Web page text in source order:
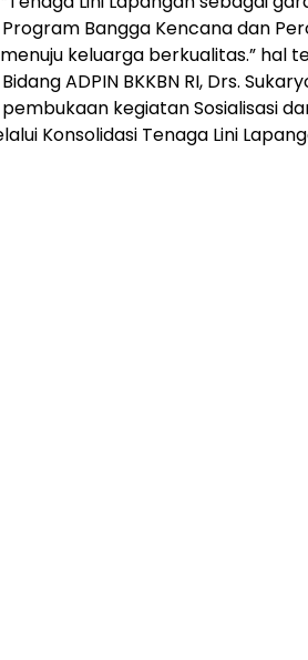
Bangga Kencana dan
keluarga berkualitas.” hal
ADPIN BKKBN RI, Drs.
kegiatan Sosialisasi
Konsolidasi Tenaga Lini